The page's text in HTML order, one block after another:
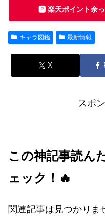
🅿️ 楽天ポイント余っ
キャラ図鑑 最新情報
X
スポ
この神記事読ん
ェック！🔥
関連記事は見つかりま